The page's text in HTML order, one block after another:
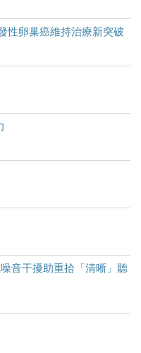
性卵巢癌維持治療新突破
音干擾助重拾「清晰」聽